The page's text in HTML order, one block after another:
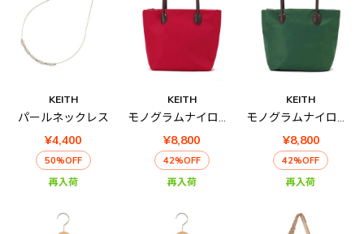
KEITH
パールネックレス
¥4,400
50%OFF
再入荷
KEITH
モノグラムナイロントート
¥8,800
42%OFF
再入荷
KEITH
モノグラムナイロントート
¥8,800
42%OFF
再入荷